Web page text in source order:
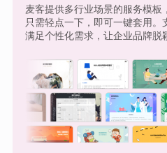
麦客提供多行业场景的服务模板，
只需轻点一下，即可一键套用。
满足个性化需求，让企业品牌脱